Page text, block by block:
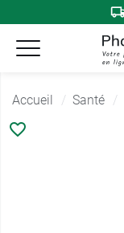
Accueil Santé